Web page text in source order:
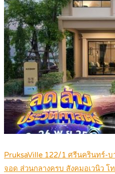
PruksaVille 122/1 ศรีนครินทร์-
จอด ส่วนกลางครบ สังคมอเวนิว โ